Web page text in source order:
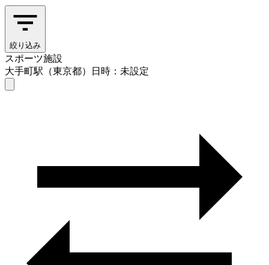
絞り込み
スポーツ施設
大手町駅（東京都）
日時：未設定